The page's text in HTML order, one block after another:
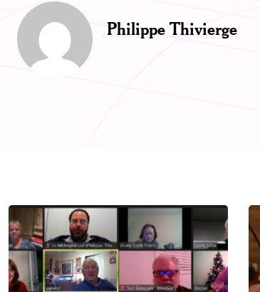
Philippe Thivierge